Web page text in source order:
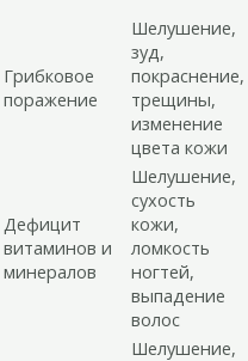
Грибковое
поражение
Шелушение,
зуд,
покраснение,
трещины,
изменение
цвета кожи
Дефицит
витаминов и
минералов
Шелушение,
сухость
кожи,
ломкость
ногтей,
выпадение
волос
Шелушение,